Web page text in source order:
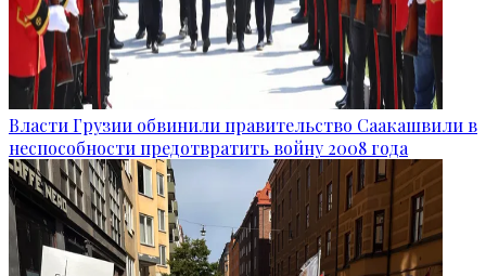
Власти Грузии обвинили правительство Саакашвили в
неспособности предотвратить войну 2008 года